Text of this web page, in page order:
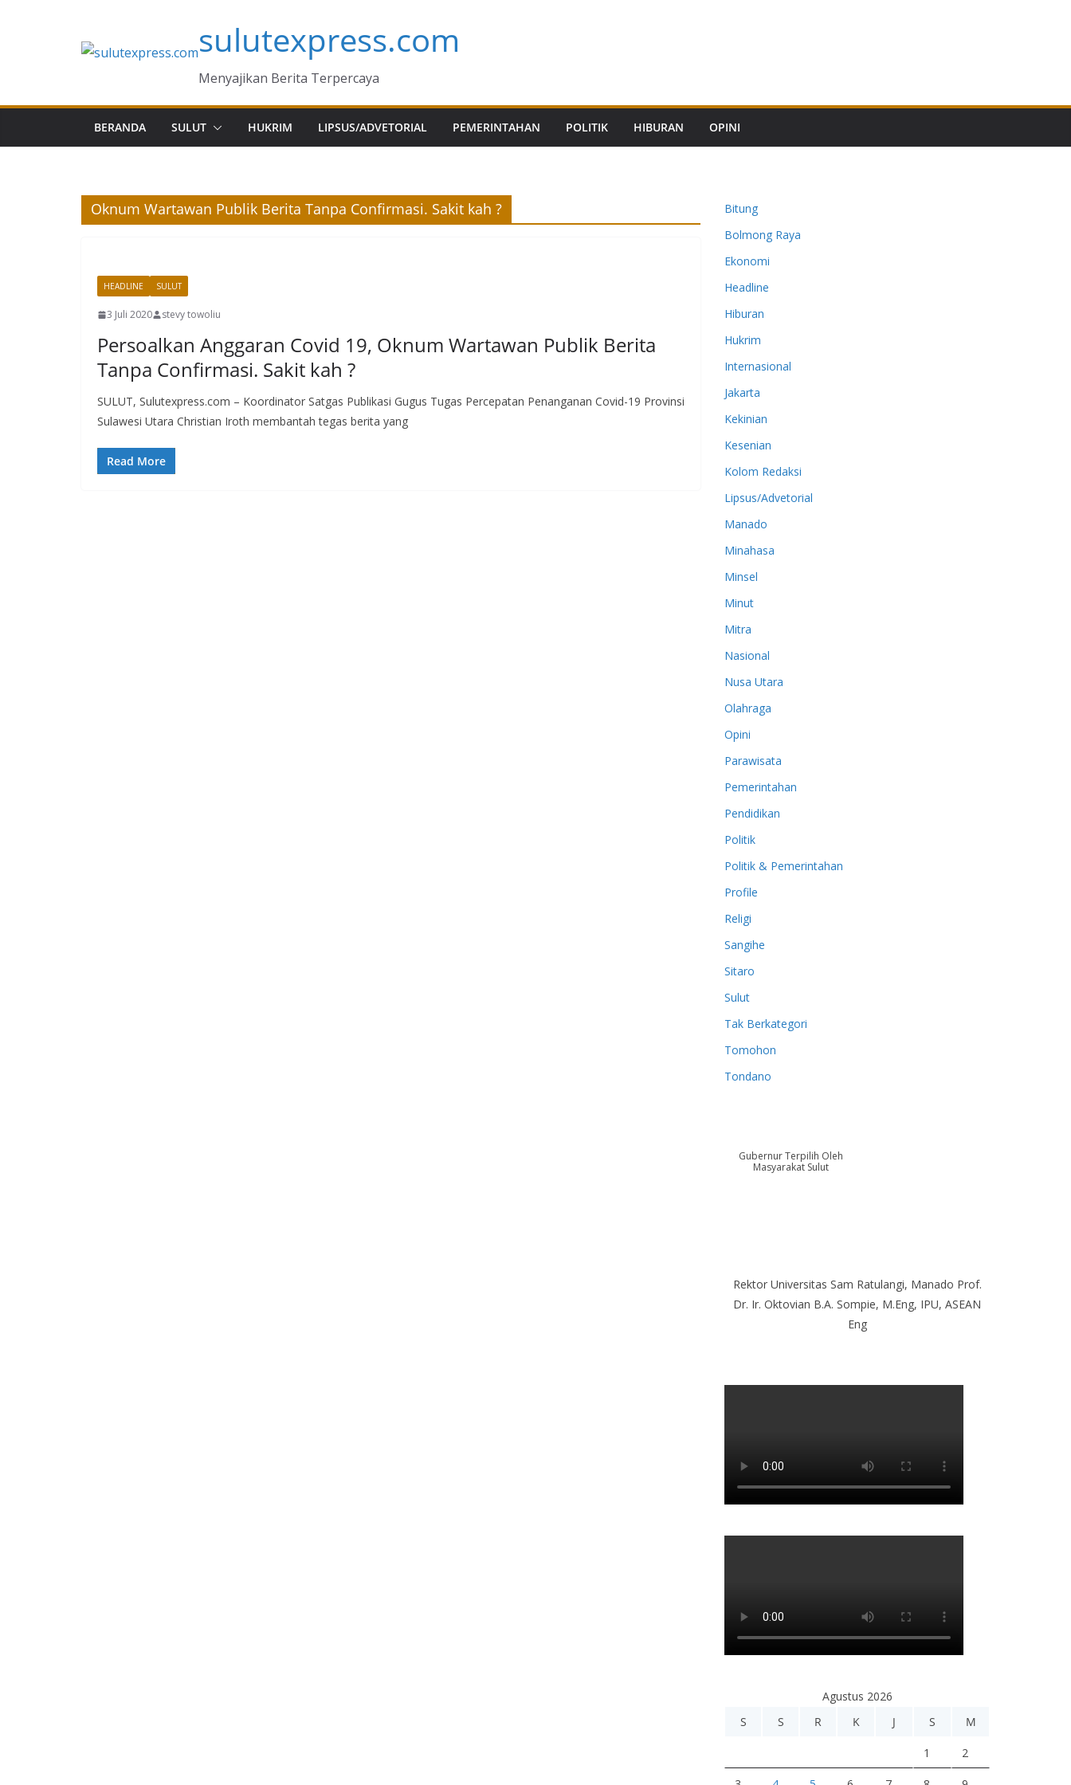
sulutexpress.com
Menyajikan Berita Terpercaya
BERANDA SULUT HUKRIM LIPSUS/ADVETORIAL PEMERINTAHAN POLITIK HIBURAN OPINI
Oknum Wartawan Publik Berita Tanpa Confirmasi. Sakit kah ?
HEADLINE SULUT
3 Juli 2020 stevy towoliu
Persoalkan Anggaran Covid 19, Oknum Wartawan Publik Berita
Tanpa Confirmasi. Sakit kah ?
SULUT, Sulutexpress.com – Koordinator Satgas Publikasi Gugus Tugas Percepatan Penanganan Covid-19 Provinsi
Sulawesi Utara Christian Iroth membantah tegas berita yang
Read More
Bitung
Bolmong Raya
Ekonomi
Headline
Hiburan
Hukrim
Internasional
Jakarta
Kekinian
Kesenian
Kolom Redaksi
Lipsus/Advetorial
Manado
Minahasa
Minsel
Minut
Mitra
Nasional
Nusa Utara
Olahraga
Opini
Parawisata
Pemerintahan
Pendidikan
Politik
Politik & Pemerintahan
Profile
Religi
Sangihe
Sitaro
Sulut
Tak Berkategori
Tomohon
Tondano
Gubernur Terpilih Oleh
Masyarakat Sulut
Rektor Universitas Sam Ratulangi, Manado Prof.
Dr. Ir. Oktovian B.A. Sompie, M.Eng, IPU, ASEAN
Eng
Agustus 2026
S
S R K J S M
1 2